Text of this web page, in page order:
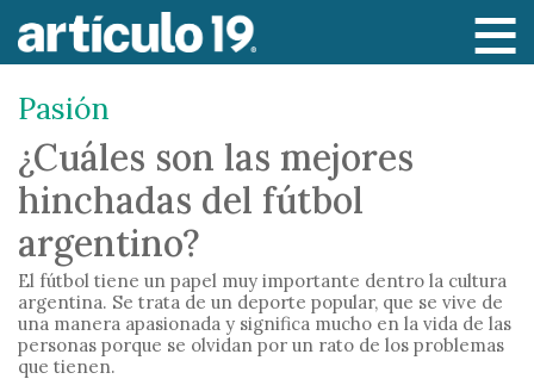
a
l
n
t
e
Pasión
¿Cuáles son las mejores
hinchadas del fútbol
argentino?
El fútbol tiene un papel muy importante dentro la cultura
argentina. Se trata de un deporte popular, que se vive de
una manera apasionada y significa mucho en la vida de las
personas porque se olvidan por un rato de los problemas
que tienen.